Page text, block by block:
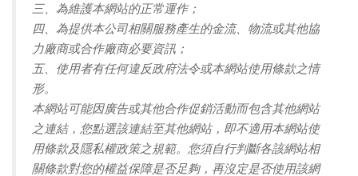
三、為維護本網站的正常運作；
四、為提供本公司相關服務產生的金流、物流或其他協
力廠商或合作廠商必要資訊；
五、使用者有任何違反政府法令或本網站使用條款之情
形。
本網站可能因廣告或其他合作促銷活動而包含其他網站
之連結，您點選該連結至其他網站，即不適用本網站使
用條款及隱私權政策之規範。您須自行判斷各該網站相
關條款對您的權益保障是否足夠，再沒定是否使用該網